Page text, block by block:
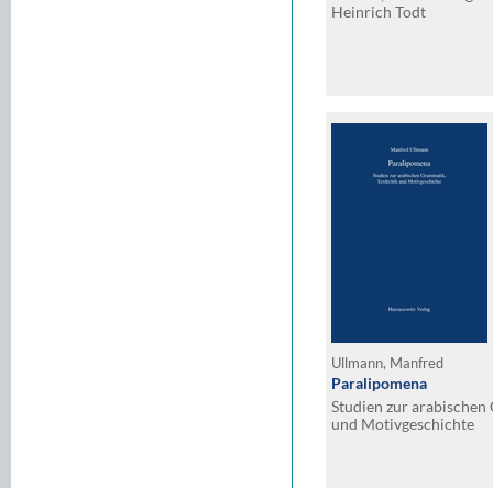
Heinrich Todt
Ullmann, Manfred
Paralipomena
Studien zur
und Motivgeschichte